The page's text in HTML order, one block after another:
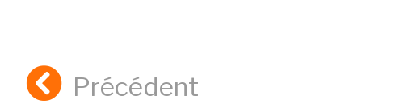
Précédent